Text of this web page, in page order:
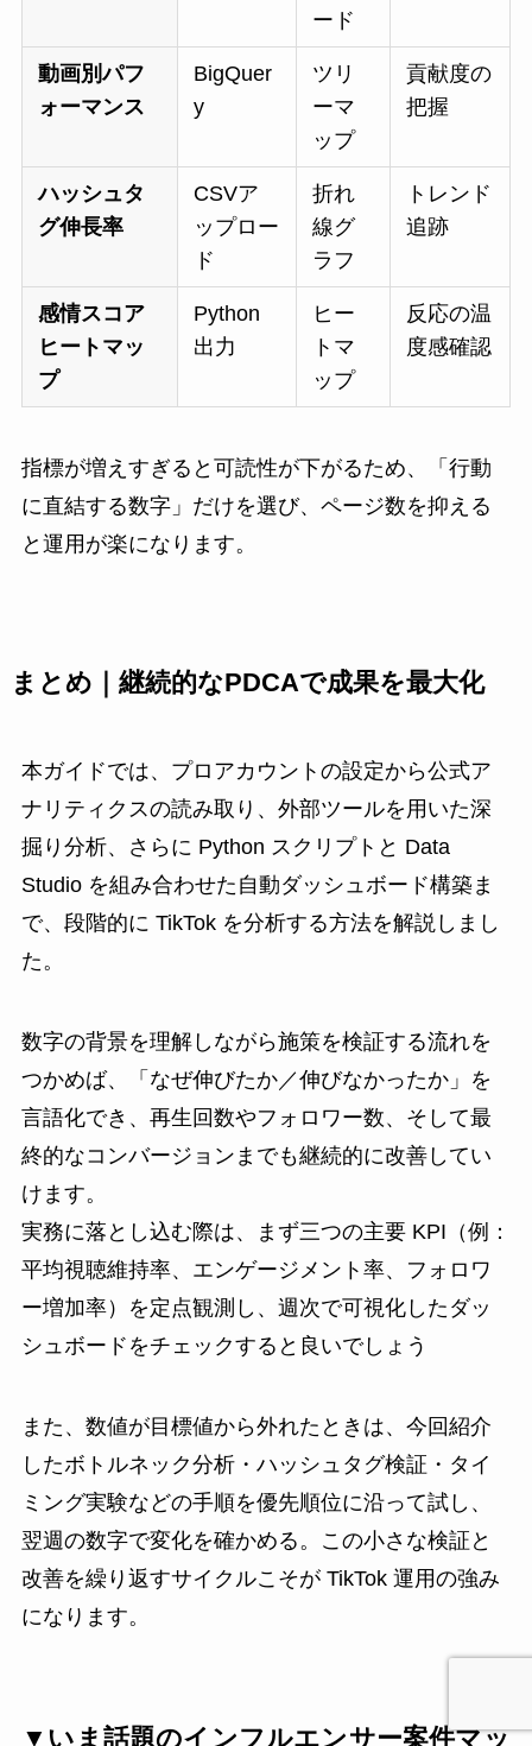
ード
動画別パフ
ォーマンス
BigQuer
y
ツリ
ーマ
ップ
貢献度の
把握
ハッシュタ
グ伸長率
CSVア
ップロー
ド
折れ
線グ
ラフ
トレンド
追跡
感情スコア
ヒートマッ
プ
Python
出力
ヒー
トマ
ップ
反応の温
度感確認
指標が増えすぎると可読性が下がるため、「行動
に直結する数字」だけを選び、ページ数を抑える
と運用が楽になります。
まとめ｜継続的なPDCAで成果を最大化
本ガイドでは、プロアカウントの設定から公式ア
ナリティクスの読み取り、外部ツールを用いた深
掘り分析、さらに Python スクリプトと Data
Studio を組み合わせた自動ダッシュボード構築ま
で、段階的に TikTok を分析する方法を解説しまし
た。
数字の背景を理解しながら施策を検証する流れを
つかめば、「なぜ伸びたか／伸びなかったか」を
言語化でき、再生回数やフォロワー数、そして最
終的なコンバージョンまでも継続的に改善してい
けます。
実務に落とし込む際は、まず三つの主要 KPI（例：
平均視聴維持率、エンゲージメント率、フォロワ
ー増加率）を定点観測し、週次で可視化したダッ
シュボードをチェックすると良いでしょう
また、数値が目標値から外れたときは、今回紹介
したボトルネック分析・ハッシュタグ検証・タイ
ミング実験などの手順を優先順位に沿って試し、
翌週の数字で変化を確かめる。この小さな検証と
改善を繰り返すサイクルこそが TikTok 運用の強み
になります。
▼いま話題のインフルエンサー案件マッ